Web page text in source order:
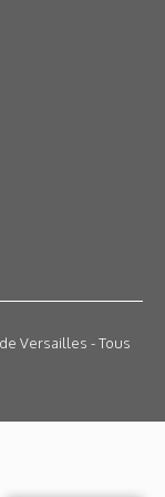
Versailles - Tous